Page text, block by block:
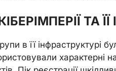
ТА
в її інфраструктурі
характерні